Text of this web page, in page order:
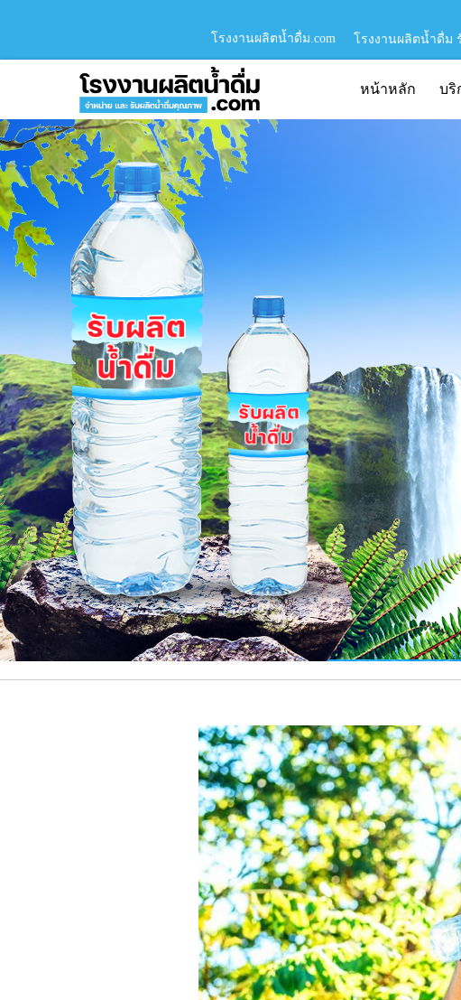
โรงงานผลิตน้ำดื่ม.com โรงงานผลิตน้ำดื่
หน้าหลัก บริ